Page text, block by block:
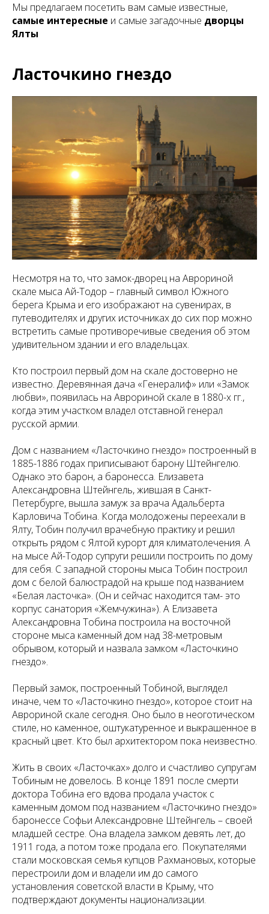
Мы предлагаем посетить вам самые известные,
самые интересные и самые загадочные дворцы
Ялты
Ласточкино гнездо
Несмотря на то, что замок-дворец на Аврориной
скале мыса Ай-Тодор – главный символ Южного
берега Крыма и его изображают на сувенирах, в
путеводителях и других источниках до сих пор можно
встретить самые противоречивые сведения об этом
удивительном здании и его владельцах.
Кто построил первый дом на скале достоверно не
известно. Деревянная дача «Генералиф» или «Замок
любви», появилась на Аврориной скале в 1880-х гг.,
когда этим участком владел отставной генерал
русской армии.
Дом с названием «Ласточкино гнездо» построенный в
1885-1886 годах приписывают барону Штейнгелю.
Однако это барон, а баронесса. Елизавета
Александровна Штейнгель, жившая в Санкт-
Петербурге, вышла замуж за врача Адальберта
Карловича Тобина. Когда молодожены переехали в
Ялту, Тобин получил врачебную практику и решил
открыть рядом с Ялтой курорт для климатолечения. А
на мысе Ай-Тодор супруги решили построить по дому
для себя. С западной стороны мыса Тобин построил
дом с белой балюстрадой на крыше под названием
«Белая ласточка». (Он и сейчас находится там- это
корпус санатория «Жемчужина»). А Елизавета
Александровна Тобина построила на восточной
стороне мыса каменный дом над 38-метровым
обрывом, который и назвала замком «Ласточкино
гнездо».
Первый замок, построенный Тобиной, выглядел
иначе, чем то «Ласточкино гнездо», которое стоит на
Аврориной скале сегодня. Оно было в неоготическом
стиле, но каменное, оштукатуренное и выкрашенное в
красный цвет. Кто был архитектором пока неизвестно.
Жить в своих «Ласточках» долго и счастливо супругам
Тобиным не довелось. В конце 1891 после смерти
доктора Тобина его вдова продала участок с
каменным домом под названием «Ласточкино гнездо»
баронессе Софьи Александровне Штейнгель – своей
младшей сестре. Она владела замком девять лет, до
1911 года, а потом тоже продала его. Покупателями
стали московская семья купцов Рахмановых, которые
перестроили дом и владели им до самого
установления советской власти в Крыму, что
подтверждают документы национализации.